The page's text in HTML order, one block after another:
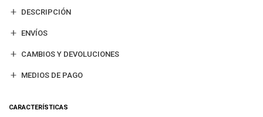
DESCRIPCIÓN
ENVÍOS
CAMBIOS Y DEVOLUCIONES
MEDIOS DE PAGO
CARACTERÍSTICAS